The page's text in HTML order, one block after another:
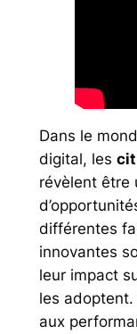
Dans le
digital, les
révèlent être
différentes
innovantes
leur impact
les adoptent.
aux